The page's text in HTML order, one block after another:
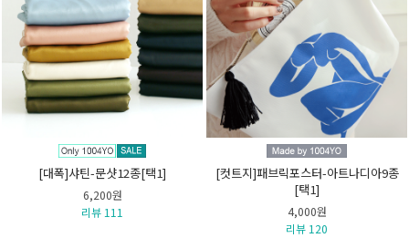
[대폭]샤틴-문샷12종[택1]
6,200원
리뷰 111
[컷트지]패브릭포스터-아트나디아9종
[택1]
4,000원
리뷰 120